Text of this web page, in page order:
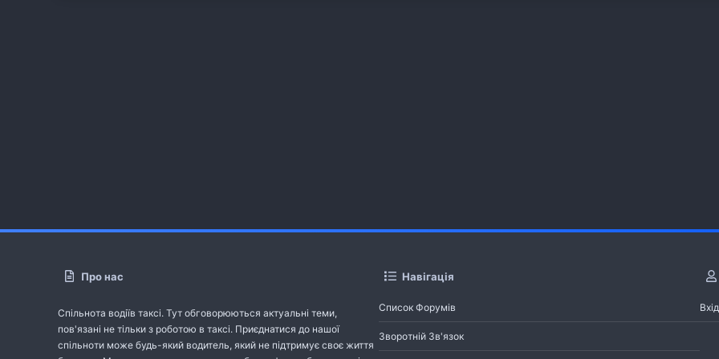
Про нас
Спільнота водіїв таксі. Тут обговорюються актуальні теми,
пов'язані не тільки з роботою в таксі. Приєднатися до нашої
спільноти може будь-який водитель, який не підтримує своє життя
Навігація
Список Форумів
Зворотній Зв'язок
Вхід